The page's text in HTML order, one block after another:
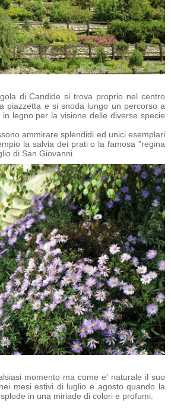
di Candide si trova proprio nel centro
piazzetta e si snoda lungo un percorso a
legno per la visione delle diverse specie
ammirare splendidi ed unici esemplari
la salvia dei prati o la famosa "regina
di San Giovanni.
momento ma come e' naturale il suo
mesi estivi di luglio e agosto quando la
in una miriade di colori e profumi.